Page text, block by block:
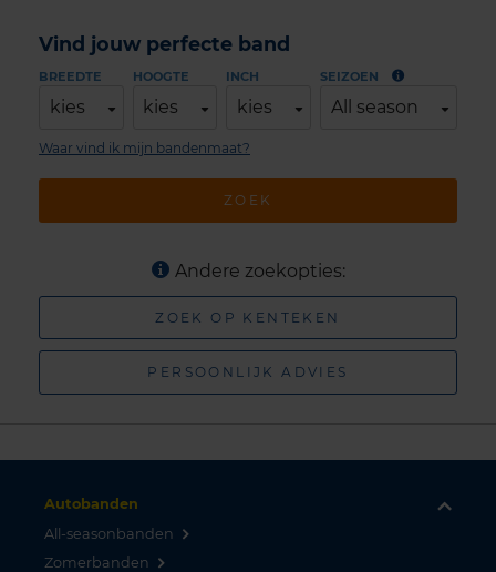
Vind jouw perfecte band
BREEDTE
kies
HOOGTE
kies
INCH
kies
SEIZOEN
All season
ZOEK
Waar vind ik mijn bandenmaat?
Andere zoekopties:
ZOEK OP KENTEKEN
PERSOONLIJK ADVIES
Autobanden
All-seasonbanden
Zomerbanden